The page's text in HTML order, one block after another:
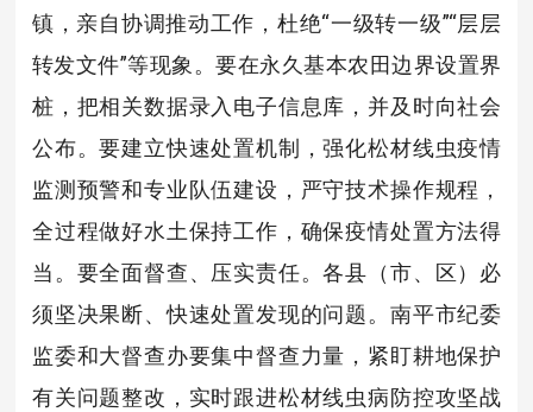
镇，亲自协调推动工作，杜绝“一级转一级”“层层
转发文件”等现象。要在永久基本农田边界设置界
桩，把相关数据录入电子信息库，并及时向社会
公布。要建立快速处置机制，强化松材线虫疫情
监测预警和专业队伍建设，严守技术操作规程，
全过程做好水土保持工作，确保疫情处置方法得
当。要全面督查、压实责任。各县（市、区）必
须坚决果断、快速处置发现的问题。南平市纪委
监委和大督查办要集中督查力量，紧盯耕地保护
有关问题整改，实时跟进松材线虫病防控攻坚战